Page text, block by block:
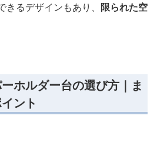
るデザインもあり、 限られた空
ホルダー台の選び方｜ま
ント